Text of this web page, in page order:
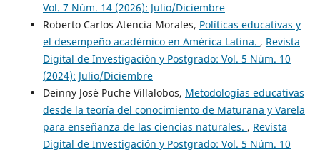
Vol. 7 Núm. 14 (2026): Julio/Diciembre
Roberto Carlos Atencia Morales, Políticas educativas y
el desempeño académico en América Latina. , Revista
Digital de Investigación y Postgrado: Vol. 5 Núm. 10
(2024): Julio/Diciembre
Deinny José Puche Villalobos, Metodologías educativas
desde la teoría del conocimiento de Maturana y Varela
para enseñanza de las ciencias naturales. , Revista
Digital de Investigación y Postgrado: Vol. 5 Núm. 10